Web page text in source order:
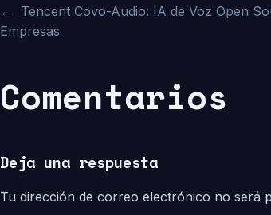
←
Tencent Covo-Audio: IA de Voz Open
Empresas
Comentarios
Deja una respuesta
Tu dirección de correo electrónico no será